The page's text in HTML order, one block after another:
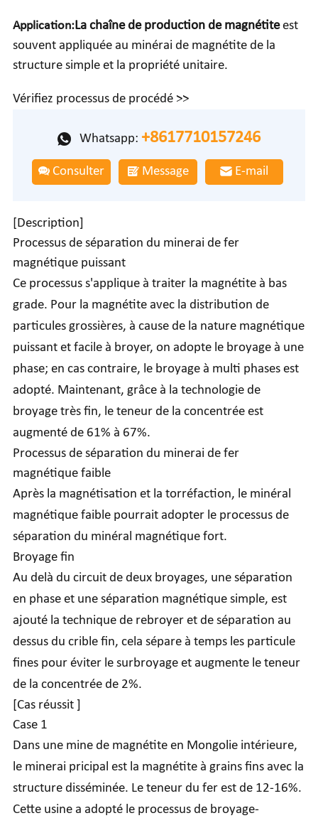
Application:La chaîne de production de magnétiteest
souvent appliquée au minérai de magnétite de la
structure simple et la propriété unitaire.
Vérifiez processus de procédé >>
Whatsapp: +8617710157246
Consulter Message E-mail
[Description]
Processus de séparation du minerai de fer
magnétique puissant
Ce processus s'applique à traiter la magnétite à bas
grade. Pour la magnétite avec la distribution de
particules grossières, à cause de la nature magnétique
puissant et facile à broyer, on adopte le broyage à une
phase; en cas contraire, le broyage à multi phases est
adopté. Maintenant, grâce à la technologie de
broyage très fin, le teneur de la concentrée est
augmenté de 61% à 67%.
Processus de séparation du minerai de fer
magnétique faible
Après la magnétisation et la torréfaction, le minéral
magnétique faible pourrait adopter le processus de
séparation du minéral magnétique fort.
Broyage fin
Au delà du circuit de deux broyages, une séparation
en phase et une séparation magnétique simple, est
ajouté la technique de rebroyer et de séparation au
dessus du crible fin, cela sépare à temps les particule
fines pour éviter le surbroyage et augmente le teneur
de la concentrée de 2%.
[Cas réussit ]
Case 1
Dans une mine de magnétite en Mongolie intérieure,
le minerai pricipal est la magnétite à grains fins avec la
structure disséminée. Le teneur du fer est de 12-16%.
Cette usine a adopté le processus de broyage-